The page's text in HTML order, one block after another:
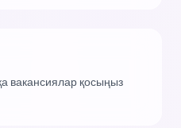
вакансиялар қосыңыз